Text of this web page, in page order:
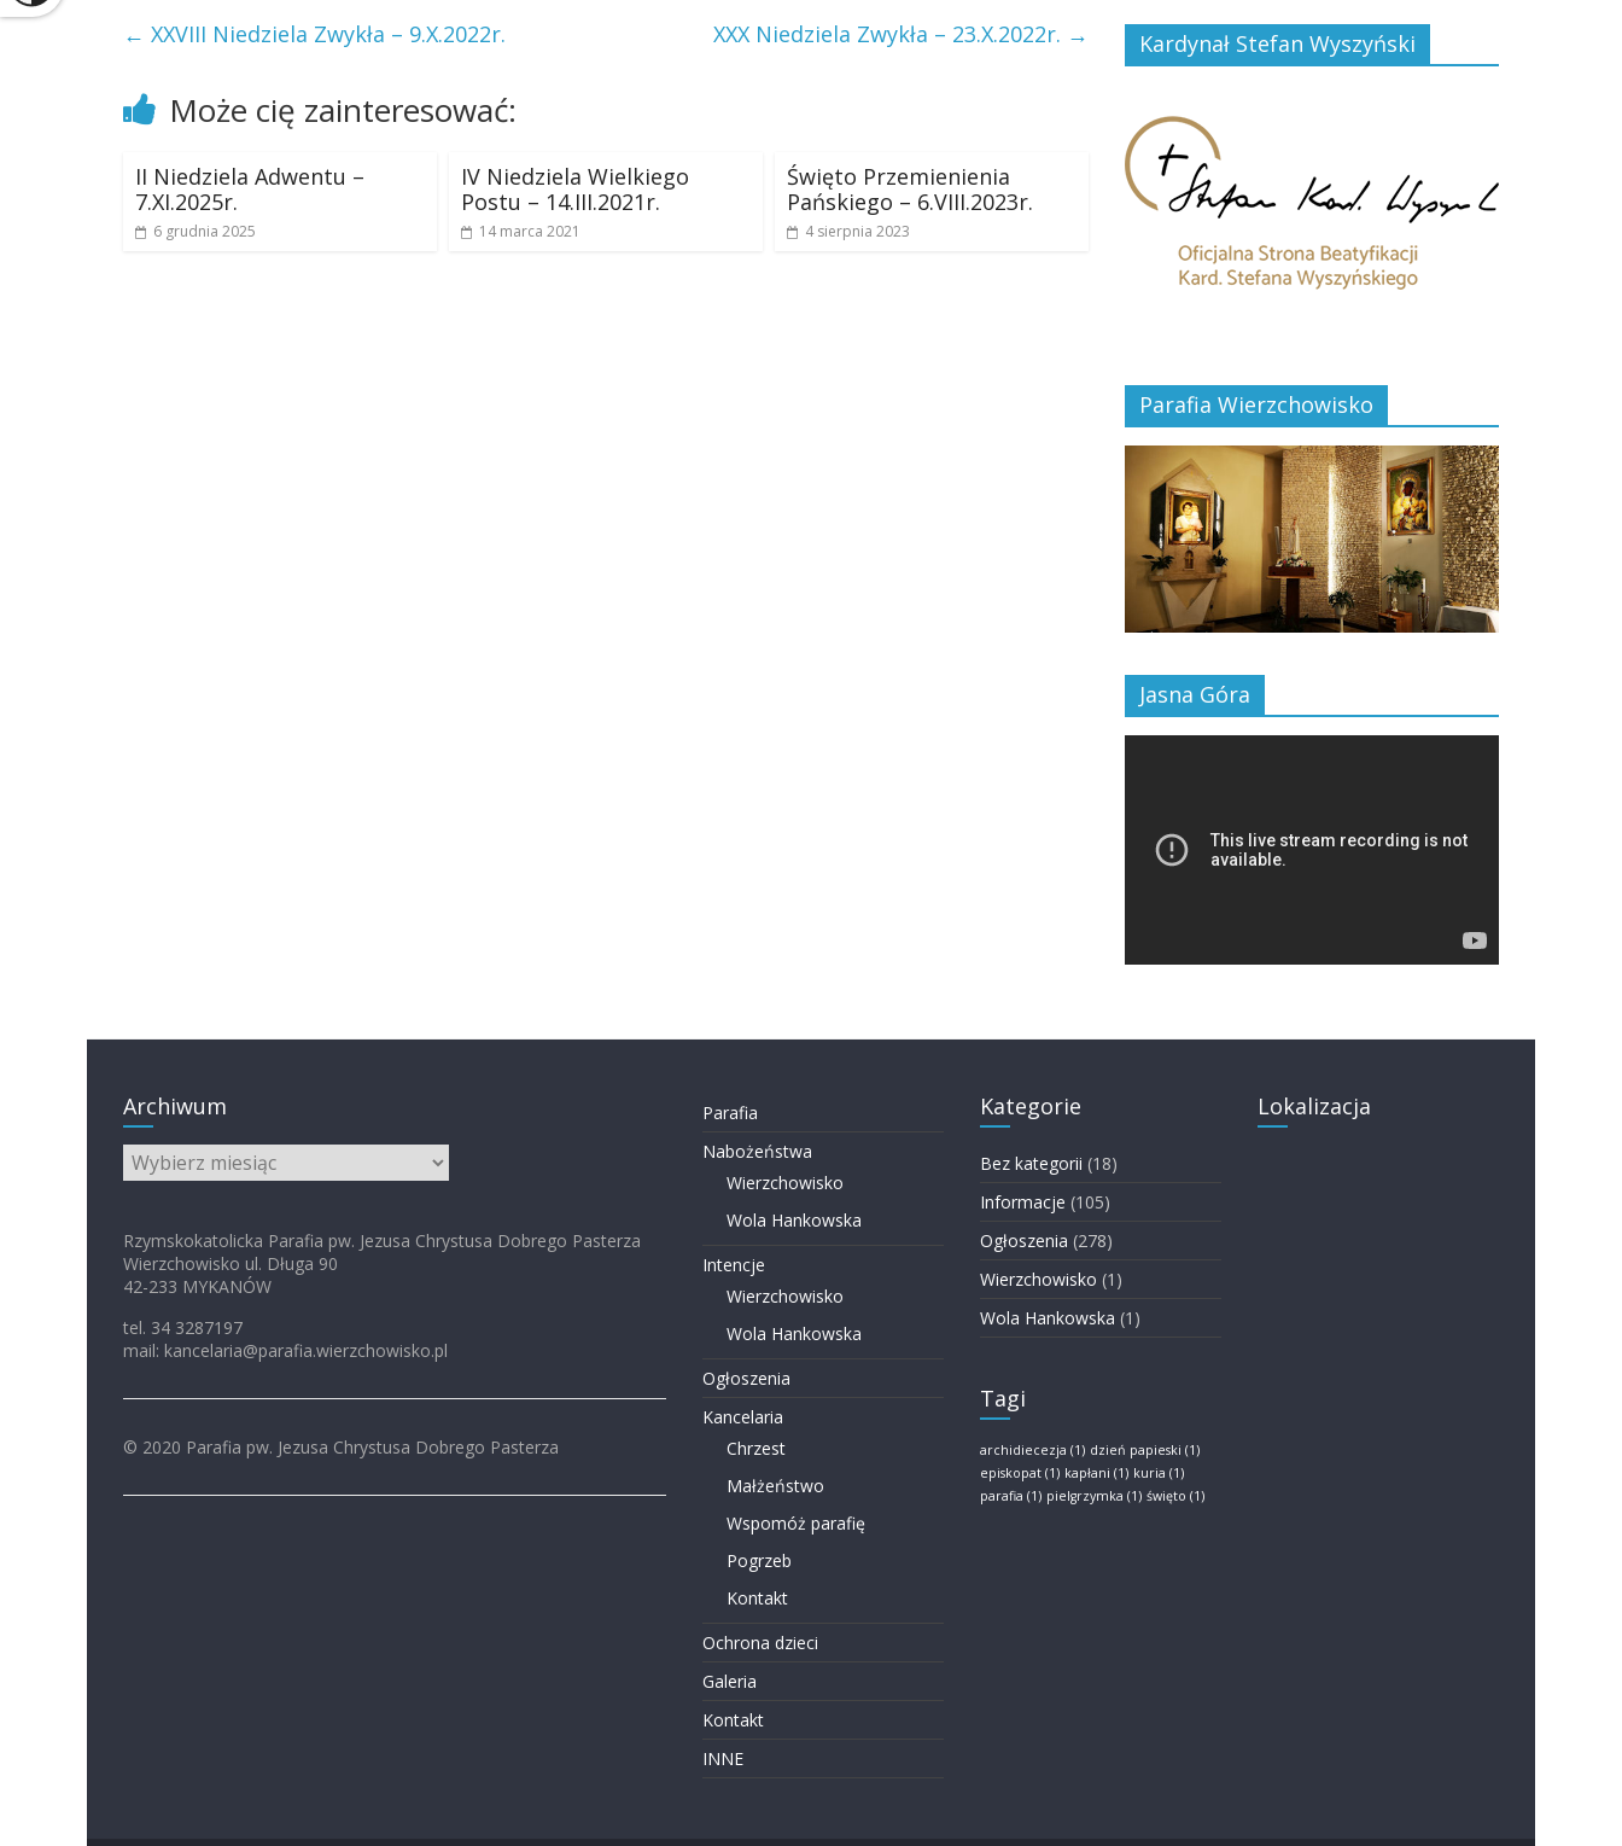
← XXVIII Niedziela Zwykła – 9.X.2022r. XXX Niedziela Zwykła – 23.X.2022r. →
Może cię zainteresować:
II Niedziela Adwentu –
7.XI.2025r.
6 grudnia 2025
IV Niedziela Wielkiego
Postu – 14.III.2021r.
14 marca 2021
Święto Przemienienia
Pańskiego – 6.VIII.2023r.
4 sierpnia 2023
Kardynał Stefan Wyszyński
Parafia Wierzchowisko
Jasna Góra
Archiwum
Archiwum
Rzymskokatolicka Parafia pw. Jezusa Chrystusa Dobrego Pasterza
Wierzchowisko ul. Długa 90
42-233 MYKANÓW
tel. 34 3287197
mail: kancelaria@parafia.wierzchowisko.pl
© 2020 Parafia pw. Jezusa Chrystusa Dobrego Pasterza
Parafia
Nabożeństwa
Wierzchowisko
Wola Hankowska
Intencje
Wierzchowisko
Wola Hankowska
Ogłoszenia
Kancelaria
Chrzest
Małżeństwo
Wspomóż parafię
Pogrzeb
Kontakt
Ochrona dzieci
Galeria
Kontakt
INNE
Kategorie
Bez kategorii (18)
Informacje (105)
Ogłoszenia (278)
Wierzchowisko (1)
Wola Hankowska (1)
Tagi
archidiecezja (1) dzień papieski (1)
episkopat(1) kapłani (1) kuria (1)
parafia (1) pielgrzymka (1) święto (1)
Lokalizacja